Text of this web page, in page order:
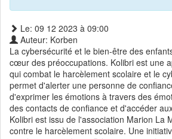
Le: 09 12 2023 à 09:00
Auteur: Korben
La cybersécurité et le bien-être des
cœur des préoccupations. Kolibri est une
qui combat le harcèlement scolaire et le
permet d'alerter une personne de
d'exprimer les émotions à travers des
des contacts de confiance et d'accéder
Kolibri est issu de l'association Marion La
contre le harcèlement scolaire. Une